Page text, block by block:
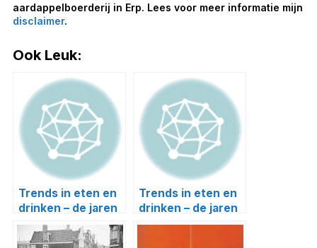
aardappelboerderij in Erp. Lees voor meer informatie mijn
disclaimer.
Ook Leuk:
Trends in eten en
drinken – de jaren
90
Trends in eten en
drinken – de jaren
70